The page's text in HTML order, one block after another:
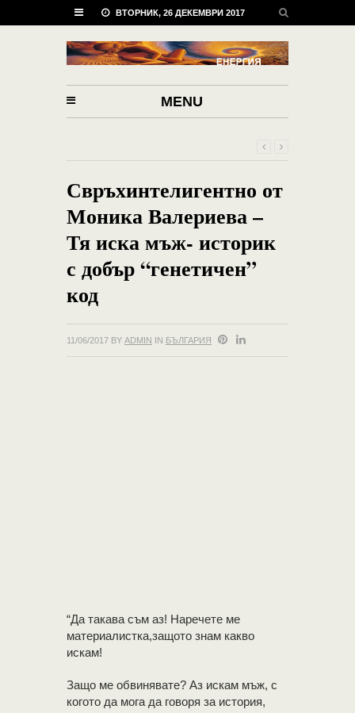
ВТОРНИК, 26 ДЕКЕМВРИ 2017
MENU
Свръхинтелигентно от
Моника Валериева –
Тя иска мъж- историк
с добър “генетичен”
код
11/06/2017 BY ADMIN IN БЪЛГАРИЯ
“Да такава съм аз! Наречете ме
материалистка,защото знам какво
искам!
Защо ме обвинявате? Аз искам мъж, с
когото да мога да говоря за история,